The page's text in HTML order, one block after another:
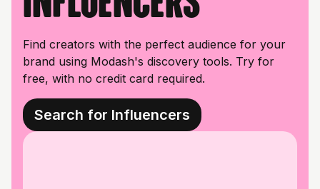
Find creators with the perfect audience for your
brand using Modash's discovery tools. Try for
free, with no credit card required.
Search for Influencers